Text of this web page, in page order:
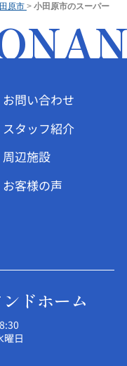
原市 > 小田原市のスーパー
お問い合わせ
スタッフ紹介
周辺施設
お客様の声
ドホーム
曜日